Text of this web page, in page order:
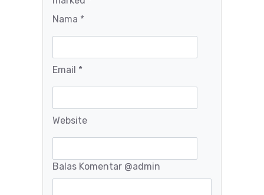
Nama *
Email *
Website
Balas Komentar @admin